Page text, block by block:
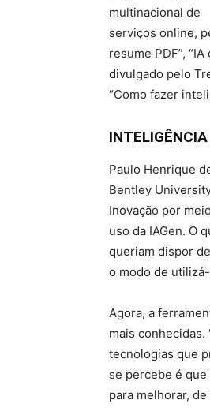
multinacional de
serviços online,
resume PDF”,
divulgado pelo
“Como fazer
Paulo Henrique
Bentley
Inovação por
uso da IAGen. O
queriam dispor
o modo de
Agora, a
mais
tecnologias que
se percebe é
para melhorar, de